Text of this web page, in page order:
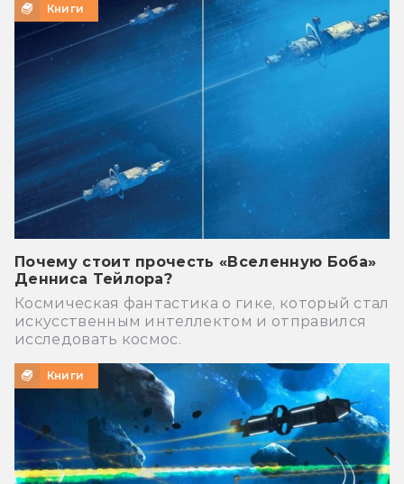
Книги
Почему стоит прочесть «Вселенную Боба»
Денниса Тейлора?
Космическая фантастика о гике, который стал
искусственным интеллектом и отправился
исследовать космос.
Книги